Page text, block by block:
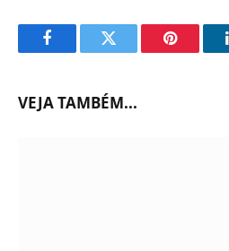
FacebookTwitter Pinterest
VEJA TAMBÉM...